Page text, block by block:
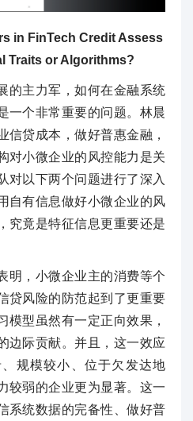
in FinTech Credit Assess
Traits or Algorithms?
的主力军，如何在金融系统
一个非常重要的问题。林晨
信贷成本，做好普惠金融，
对小微企业的风控能力是关
对以下两个问题进行了深入
自有信息做好小微企业的风
究竟是特征信息更重要还是
明，小微企业主的消费等个
贷风险的防范起到了更重要
模型虽然有一定正向效果，
边际贡献。并且，这一效应
规模较小、位于欠发达地
较弱的企业更为显著。这一
系统数据的完备性、做好普